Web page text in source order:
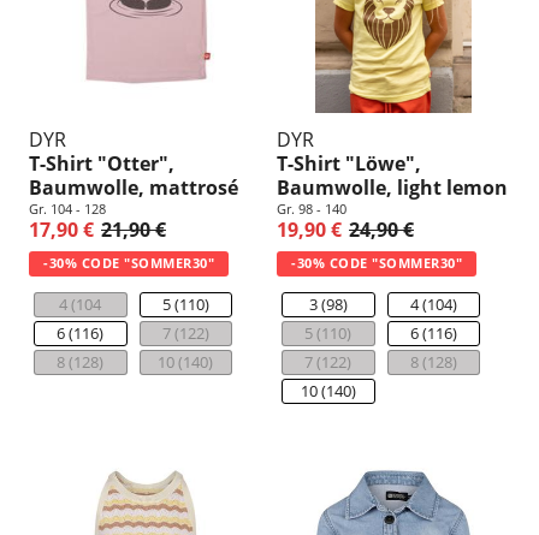
DYR
T-Shirt "Otter",
Baumwolle, mattrosé
Gr. 104 - 128
17,90 € 21,90 €
-30% CODE "SOMMER30"
4 (104
5 (110)
6 (116)
7 (122)
8 (128)
10 (140)
DYR
T-Shirt "Löwe",
Baumwolle, light lemon
Gr. 98 - 140
19,90 € 24,90 €
-30% CODE "SOMMER30"
3 (98)
4 (104)
5 (110)
6 (116)
7 (122)
8 (128)
10 (140)